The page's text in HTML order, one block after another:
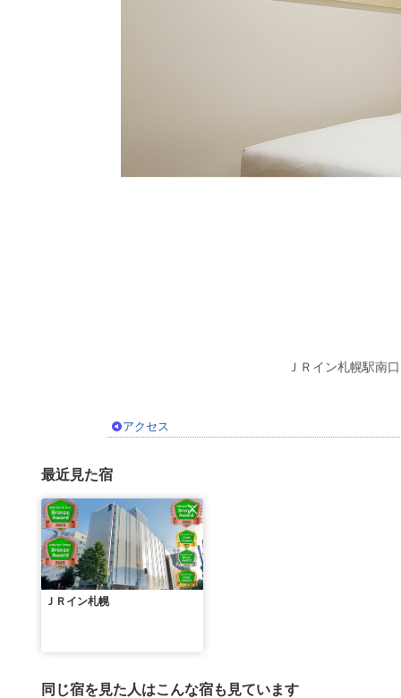
ＪＲイン札幌駅南口
アクセス
最近見た宿
ＪＲイン札幌
同じ宿を見た人はこんな宿も見ています